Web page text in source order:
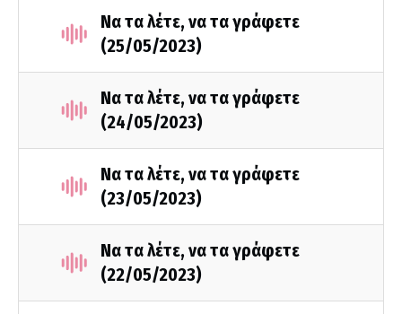
Να τα λέτε, να τα γράφετε
(25/05/2023)
Να τα λέτε, να τα γράφετε
(24/05/2023)
Να τα λέτε, να τα γράφετε
(23/05/2023)
Να τα λέτε, να τα γράφετε
(22/05/2023)